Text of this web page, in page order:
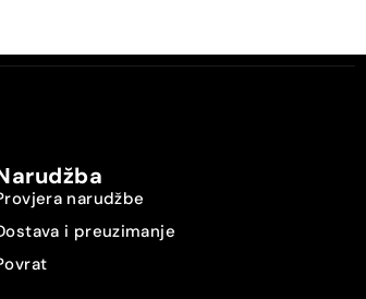
narudžbe
i preuzimanje